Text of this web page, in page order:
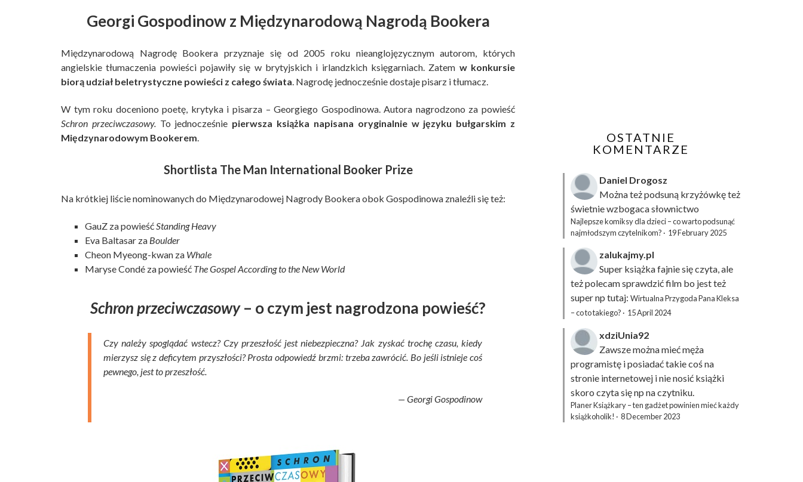
Georgi Gospodinow z Międzynarodową Nagrodą Bookera
Międzynarodową Nagrodę Bookera przyznaje się od 2005 roku nieanglojęzycznym autorom, których
angielskie tłumaczenia powieści pojawiły się w brytyjskich i irlandzkich księgarniach. Zatem w konkursie
biorą udział beletrystyczne powieści z całego świata. Nagrodę jednocześnie dostaje pisarz i tłumacz.
W tym roku doceniono poetę, krytyka i pisarza – Georgiego Gospodinowa. Autora nagrodzono za powieść
Schron przeciwczasowy. To jednocześnie pierwsza książka napisana oryginalnie w języku bułgarskim z
Międzynarodowym Bookerem.
Shortlista The Man International Booker Prize
Na krótkiej liście nominowanych do Międzynarodowej Nagrody Bookera obok Gospodinowa znaleźli się też:
GauZ za powieśćStanding Heavy
Eva Baltasar za Boulder
Cheon Myeong-kwan za Whale
Maryse Condé za powieść The Gospel According to the New World
Schron przeciwczasowy– o czym jest nagrodzona powieść?
Czy należy spoglądać wstecz? Czy przeszłość jest niebezpieczna? Jak zyskać trochę czasu, kiedy
mierzysz się z deficytem przyszłości? Prosta odpowiedź brzmi: trzeba zawrócić. Bo jeśli istnieje coś
pewnego, jest to przeszłość.
— Georgi Gospodinow
OSTATNIE
KOMENTARZE
Daniel Drogosz
Można też podsuną krzyżówkęteż
świetnie wzbogaca słownictwo
Najlepsze komiksy dla dzieci – co warto podsunąć
najmłodszym czytelnikom? · 19 February 2025
zalukajmy.pl
Super książka fajnie się czyta, ale
też polecam sprawdzić film bo jest też
super np tutaj: Wirtualna Przygoda Pana Kleksa
– co to takiego? · 15 April 2024
xdziUnia92
Zawsze można mieć męża
programistę i posiadać takie coś na
stronie internetowej i nie nosić książki
skoro czyta się np na czytniku.
Planer Książkary – ten gadżet powinien mieć każdy
książkoholik! · 8 December 2023